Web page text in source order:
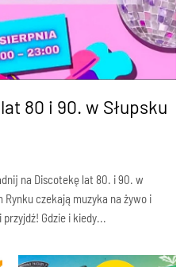
80 i 90. w Słupsku
na Discotekę lat 80. i 90. w
Rynku czekają muzyka na żywo i
strefa gastro. Sprawdź szczegóły i przyjdź! Gdzie i kiedy...